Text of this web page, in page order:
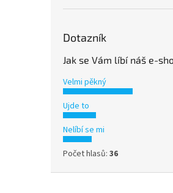
Dotazník
Jak se Vám líbí náš e-
Velmi pěkný
Ujde to
Nelíbí se mi
Počet hlasů: 36